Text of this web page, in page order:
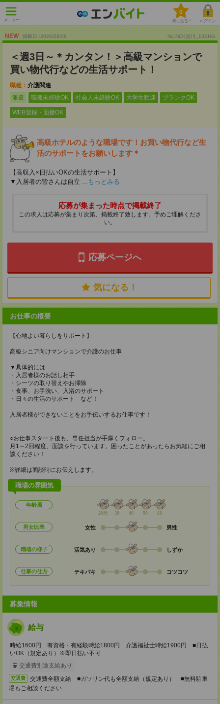
メニュー
0
気になる！ ログイン
NEW 掲載日 :2026/08/08 No.NCK品川_13SHG
＜週3日～＊カンタン！＞高級マンションで
買い物代行などの生活サポート！
職種： 介護関連
派遣
職種未経験OK 社会人未経験OK 大学生歓迎 ブランクOK
WEB登録・面接OK
高級ホテルのような職場です！お買い物代行など生
活のサポートをお願いします＊
【高収入×日払いOKの生活サポート】
▼入居者の皆さんは自立 ...もっとみる
応募が集まった時点で掲載終了
この求人は応募が集まり次第、掲載終了致します。予めご理解くださ
い。
応募ページへ
気になる！
お仕事の概要
【心地よい暮らしをサポート】
高級シニア向けマンションで介護のお仕事
▼具体的には…
・入居者様のお話し相手
・シーツの取り替えやお掃除
・食事、お手洗い、入浴のサポート
・日々の生活のサポート など！
入居者様ができないことをお手伝いするお仕事です！
○お仕事スタート後も、専任担当が手厚くフォロー。
月1～2回程度、面談を行っています。困ったことがあったらお気軽にご相
談ください！
※詳細は面談時にお伝えします。
職場の雰囲気
年齢層
20代 30 40 50 60
男女比率 女性 男性
職場の様子 活気あり しずか
仕事の仕方 テキパキ コツコツ
募集情報
給与
時給1600円 有資格・有経験時給1800円 介護福祉士時給1900円 ■日払
いOK（規定あり）※即日払い不可
交通費別途支給あり
交通費
交通費全額支給 ■ガソリン代も全額支給（規定あり） ■無料駐車
場もご相談ください